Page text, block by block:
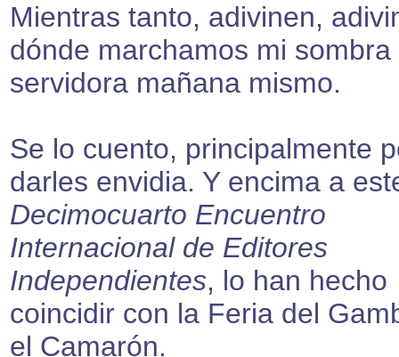
Mientras tanto, adivinen,
dónde marchamos mi sombra
servidora mañana mismo.
Se lo cuento, principalmente
darles envidia. Y encima a
Decimocuarto Encuentro
Internacional de Editores
Independientes, lo han hecho
coincidir con la Feria del
el Camarón.